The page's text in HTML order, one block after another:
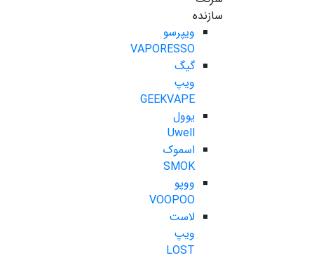
سازنده
ویپرسو
VAPORESSO
گیگ
ویپ
GEEKVAPE
یوول
Uwell
اسموک
SMOK
ووپو
VOOPOO
لاست
ویپ
LOST